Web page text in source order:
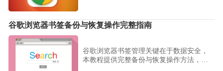
谷歌浏览器书签备份与恢复操作完整指南
谷歌浏览器书签管理关键在于数据安全，
本教程提供完整备份与恢复操作方法，包